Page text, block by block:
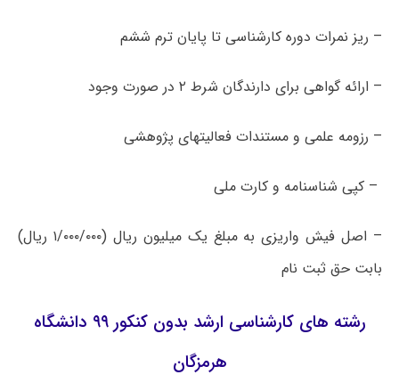
– ریز نمرات دوره کارشناسی تا پایان ترم ششم
– ارائه گواهی برای دارندگان شرط ۲ در صورت وجود
– رزومه علمی و مستندات فعالیتهای پژوهشی
– کپی شناسنامه و کارت ملی
– اصل فیش واریزی به مبلغ یک میلیون ریال (۱/۰۰۰/۰۰۰ ریال)
بابت حق ثبت نام
رشته های کارشناسی ارشد بدون کنکور ۹۹ دانشگاه
هرمزگان